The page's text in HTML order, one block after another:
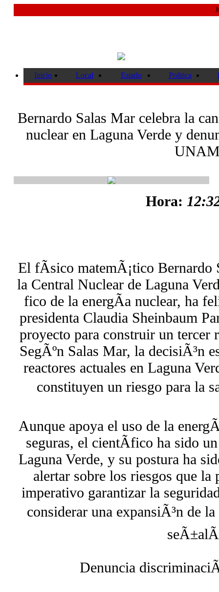
Inicio Local Estado Politica
Bernardo Salas Mar celebra la
nuclear en Laguna Verde y
Hora:
El fÃ­sico matemÃ¡tico Bernardo
la Central Nuclear de Laguna
fico de la energÃ­a nuclear, ha
presidenta Claudia Sheinbaum
proyecto para construir un tercer
SegÃºn Salas Mar, la decisiÃ³n
reactores actuales en Laguna
constituyen un riesgo para la
Aunque apoya el uso de la
seguras, el cientÃ­fico ha sido
Laguna Verde, y su postura ha
alertar sobre los riesgos que la
imperativo garantizar la
considerar una expansiÃ³n de
Denuncia